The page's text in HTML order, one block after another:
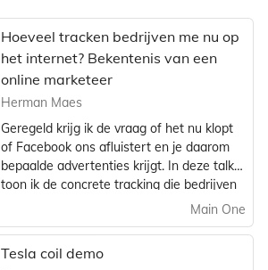
Hoeveel tracken bedrijven me nu op
het internet? Bekentenis van een
online marketeer
Herman Maes
Geregeld krijg ik de vraag of het nu klopt
of Facebook ons afluistert en je daarom
bepaalde advertenties krijgt. In deze talk
toon ik de concrete tracking die bedrijven
doen van website bezoekers en vooral
beschermen.
Main One
Tesla coil demo